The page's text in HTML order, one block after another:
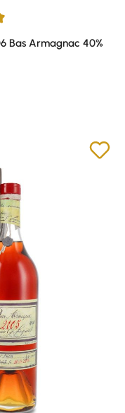
5 Sternen
Bas Armagnac 40%